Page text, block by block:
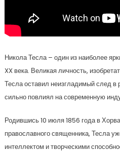
Никола Тесла – один из наиболее
XX века. Великая личность,
Тесла оставил неизгладимый след в
сильно повлиял на современную
Родившись 10 июля 1856 года в
православного священника, Тесла
интеллектом и творческими